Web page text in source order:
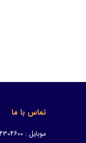
تماس با ما
موبایل : 09124304600